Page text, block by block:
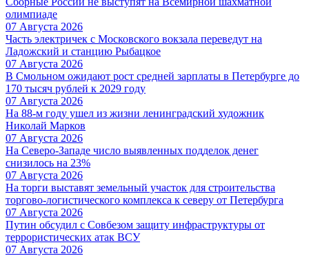
олимпиаде
07 Августа 2026
Часть электричек с Московского вокзала переведут на
Ладожский и станцию Рыбацкое
07 Августа 2026
В Смольном ожидают рост средней зарплаты в Петербурге до
170 тысяч рублей к 2029 году
07 Августа 2026
На 88-м году ушел из жизни ленинградский художник
Николай Марков
07 Августа 2026
На Северо-Западе число выявленных подделок денег
снизилось на 23%
07 Августа 2026
На торги выставят земельный участок для строительства
торгово-логистического комплекса к северу от Петербурга
07 Августа 2026
Путин обсудил с Совбезом защиту инфраструктуры от
террористических атак ВСУ
07 Августа 2026